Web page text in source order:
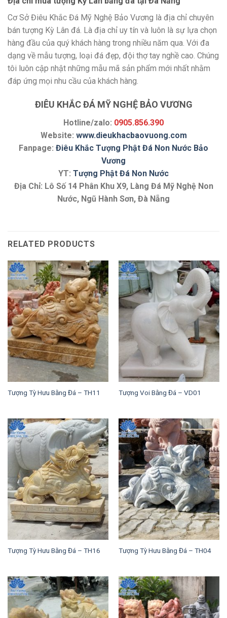
Cơ Sở Điêu Khắc Đá Mỹ Nghệ Bảo Vương là địa chỉ chuyên
bán tượng Kỳ Lân đá. Là địa chỉ uy tín và luôn là sự lựa chọn
hàng đầu của quý khách hàng trong nhiều năm qua. Với đa
dạng về mẫu tượng, loại đá đẹp, đội thợ tay nghề cao. Chúng
tôi luôn cập nhật những mẫu mã sản phẩm mới nhất nhằm
đáp ứng mọi nhu cầu của khách hàng.
ĐIÊU KHẮC ĐÁ MỸ NGHỆ BẢO VƯƠNG
Hotline/zalo: 0905.856.390
Website: www.dieukhacbaovuong.com
Fanpage: Điêu Khắc Tượng Phật Đá Non Nước Bảo
Vương
YT: Tượng Phật Đá Non Nước
Địa Chỉ: Lô Số 14 Phân Khu X9, Làng Đá Mỹ Nghệ Non
Nước, Ngũ Hành Sơn, Đà Nẵng
RELATED PRODUCTS
Tượng Tỳ Hưu Bằng Đá – TH11 Tượng Voi Bằng Đá – VD01
Tượng Tỳ Hưu Bằng Đá – TH16 Tượng Tỳ Hưu Bằng Đá – TH04